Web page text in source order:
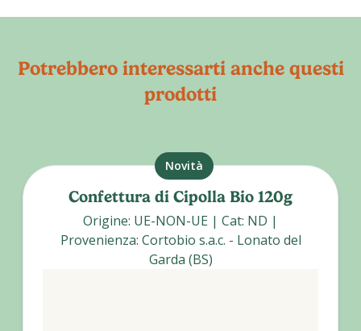
Potrebbero interessarti anche questi
prodotti
Confettura di Cipolla Bio 120g
Origine: UE-NON-UE | Cat: ND |
Provenienza: Cortobio s.a.c. - Lonato del
Garda (BS)
Novità